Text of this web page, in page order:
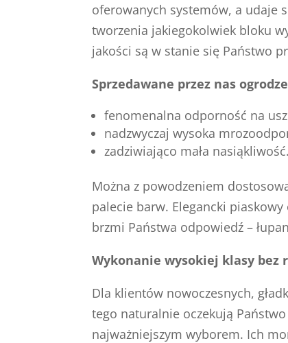
oferowanych systemów, a udaje
tworzenia jakiegokolwiek bloku
jakości są w stanie się Państwo
Sprzedawane przez nas
fenomenalna odporność na
nadzwyczaj wysoka
zadziwiająco mała nasiąkliwość.
Można z powodzeniem
palecie barw. Elegancki
brzmi Państwa odpowiedź –
Wykonanie wysokiej klasy bez
Dla klientów nowoczesnych,
tego naturalnie oczekują
najważniejszym wyborem. Ich